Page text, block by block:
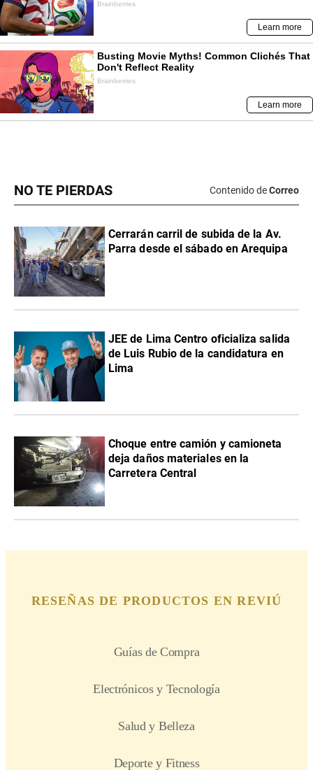
NO TE PIERDAS Contenido deCorreo
Cerrarán carril de subida de la Av.
Parra desde el sábado en Arequipa
JEE de Lima Centro oficializa salida
de Luis Rubio de la candidatura en
Lima
Choque entre camión y camioneta
deja daños materiales en la
Carretera Central